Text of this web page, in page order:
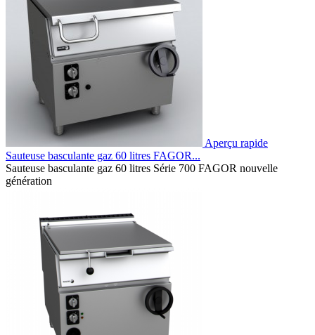
Aperçu rapide
Sauteuse basculante gaz 60 litres FAGOR...
Sauteuse basculante gaz 60 litres Série 700 FAGOR nouvelle
génération